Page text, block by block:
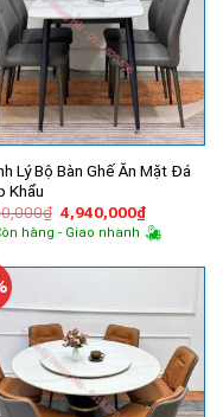
Lý Bộ Bàn Ghế Ăn Mặt Đá
Khẩu
₫ Giá
gốc
là:
4,940,000₫Giá
hiện
tại
hàng - Giao nhanh